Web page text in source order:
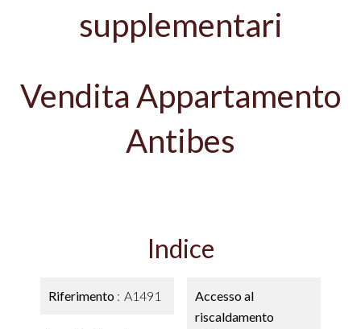
supplementari
Vendita Appartamento
Antibes
Indice
Riferimento A1491
Accesso al
riscaldamento